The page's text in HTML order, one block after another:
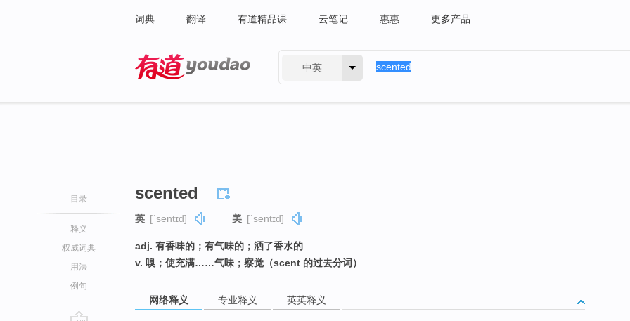
词典 翻译 有道精品课 云笔记 惠惠 更多产品
中英
目录
释义
权威词典
用法
例句
scented
英 [ˈsentɪd] 美 [ˈsentɪd]
adj. 有香味的；有气味的；洒了香水的
v. 嗅；使充满……气味；察觉（scent 的过去分词）
网络释义 专业释义 英英释义